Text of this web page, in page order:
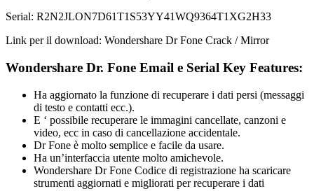
Serial: R2N2JLON7D61T1S53YY41WQ9364T1XG2H33
Link per il download: Wondershare Dr Fone Crack / Mirror
Wondershare Dr. Fone Email e Serial Key Features:
Ha aggiornato la funzione di recuperare i dati persi (messaggi
di testo e contatti ecc.).
E ‘ possibile recuperare le immagini cancellate, canzoni e
video, ecc in caso di cancellazione accidentale.
Dr Fone è molto semplice e facile da usare.
Ha un’interfaccia utente molto amichevole.
Wondershare Dr Fone Codice di registrazione ha scaricare
strumenti aggiornati e migliorati per recuperare i dati